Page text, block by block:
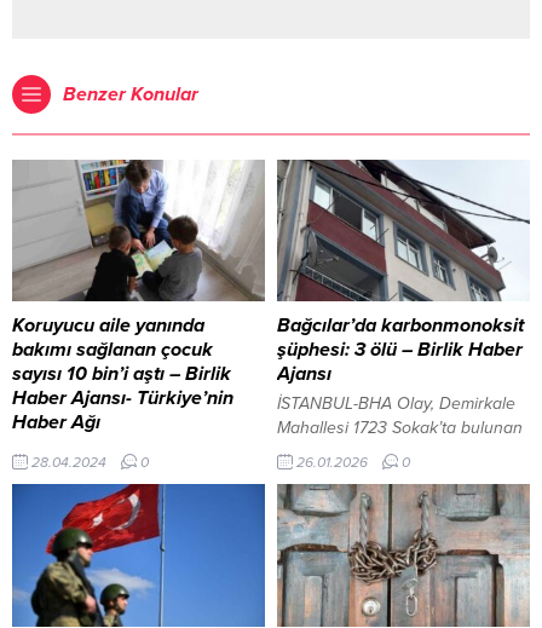
Benzer Konular
Koruyucu aile yanında
bakımı sağlanan çocuk
sayısı 10 bin’i aştı – Birlik
Haber Ajansı- Türkiye’nin
Haber Ağı
Koruyucu aile yanında bakımı
sağlanan çocuk sayısı 10 bin’i
aştı BHA Bakan Göktaş, aile
odaklı hizmet modelleri
kapsamında uygulanan koruyucu
aile sisteminde gelinen son
duruma ilişkin
değerlendirmelerde bulundu.
28.04.2024 0
Bağcılar’da karbonmonoksit
şüphesi: 3 ölü – Birlik Haber
Ajansı
İSTANBUL-BHA Olay, Demirkale
Mahallesi 1723 Sokak’ta bulunan
bir apartmanda meydana geldi.
Aynı dairede yaşayan
yakınlarından 2 gündür haber
alamayan bir kişi, durumu gece
saatlerinde polis ekiplerine
bildirdi. TKKB Başkanı Ahmet
Kapanoğlu göreve başladı İçeriği
Görüntüle İhbar üzerine olay
26.01.2026 0